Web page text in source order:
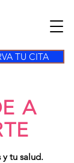
TU CITA
A
tu salud.